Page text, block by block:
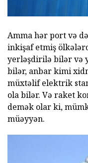
Amma hər port və
inkişaf etmiş
yerləşdirilə bilər və
bilər, anbar kimi
müxtəlif elektrik
ola bilər. Və raket
demək olar ki,
müəyyən.